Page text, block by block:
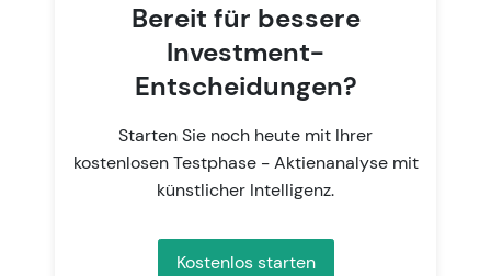
Bereit für bessere
Investment-
Entscheidungen?
Starten Sie noch heute mit Ihrer
kostenlosen Testphase - Aktienanalyse mit
künstlicher Intelligenz.
Kostenlos starten